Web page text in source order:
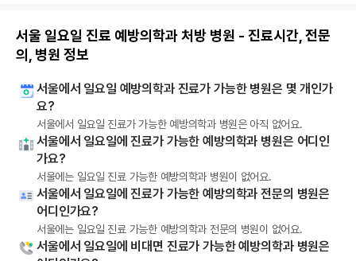
서울 일요일 진료 예방의학과 처방 병원 - 진료시간, 전문
의, 병원 정보
서울에서 일요일 예방의학과 진료가 가능한 병원은 몇 개인가
요?
서울에서 일요일 진료가 가능한 예방의학과 병원은 아직 없어요.
서울에서 일요일에 진료가 가능한 예방의학과 병원은 어디인
가요?
서울에는 일요일 진료 가능한 예방의학과 병원이 없어요.
서울에서 일요일에 진료가 가능한 예방의학과 전문의 병원은
어디인가요?
서울에는 일요일 진료 가능한 예방의학과 전문의 병원이 없어요.
서울에서 일요일에 비대면 진료가 가능한 예방의학과 병원은